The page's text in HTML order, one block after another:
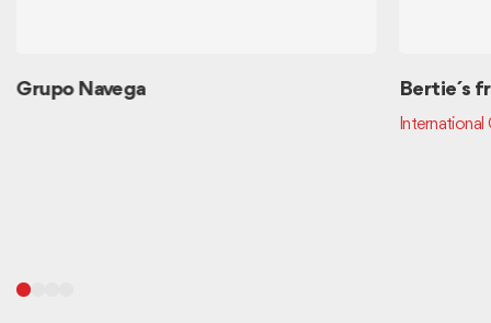
Grupo Navega Bertie´s
International